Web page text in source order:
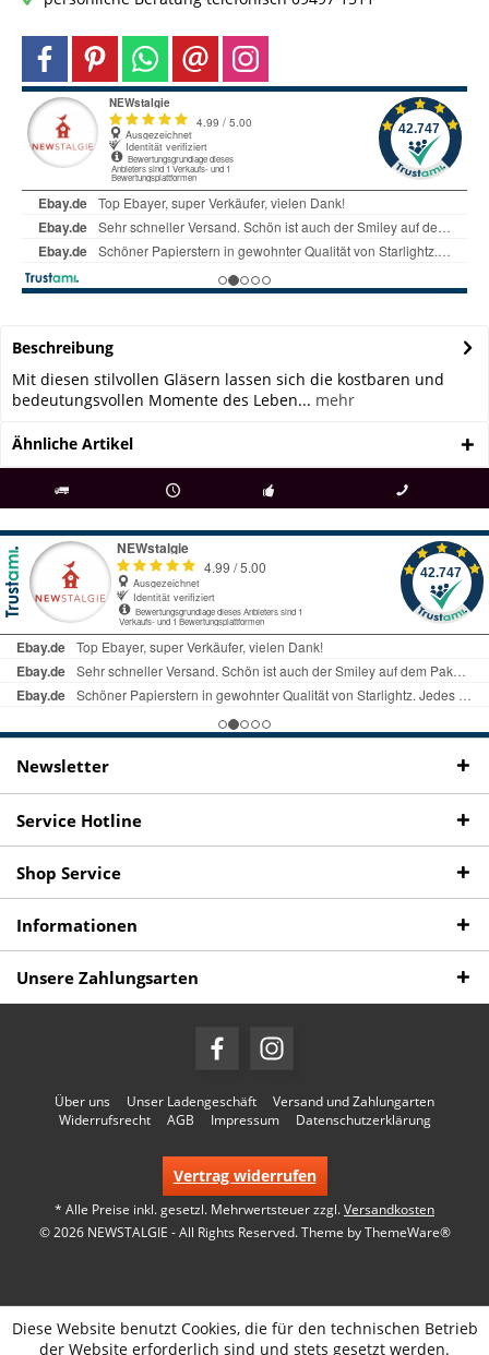
Beschreibung
Mit diesen stilvollen Gläsern lassen sich die kostbaren und
bedeutungsvollen Momente des Leben... mehr
Ähnliche Artikel
ab € 69 Bestellwert seit 98 Jahren Fachgeschäft + telefonisch erreichbar
09497 1511
Newsletter
Service Hotline
Shop Service
Informationen
Unsere Zahlungsarten
Über uns Unser Ladengeschäft
Versand und Zahlungarten
Widerrufsrecht
AGB Impressum Datenschutzerklärung
Vertrag widerrufen
* Alle Preise inkl. gesetzl. Mehrwertsteuer zzgl.Versandkosten
© 2026 NEWSTALGIE - All Rights Reserved. Theme byThemeWare®
Diese Website benutzt Cookies, die für den technischen Betrieb
der Website erforderlich sind und stets gesetzt werden.